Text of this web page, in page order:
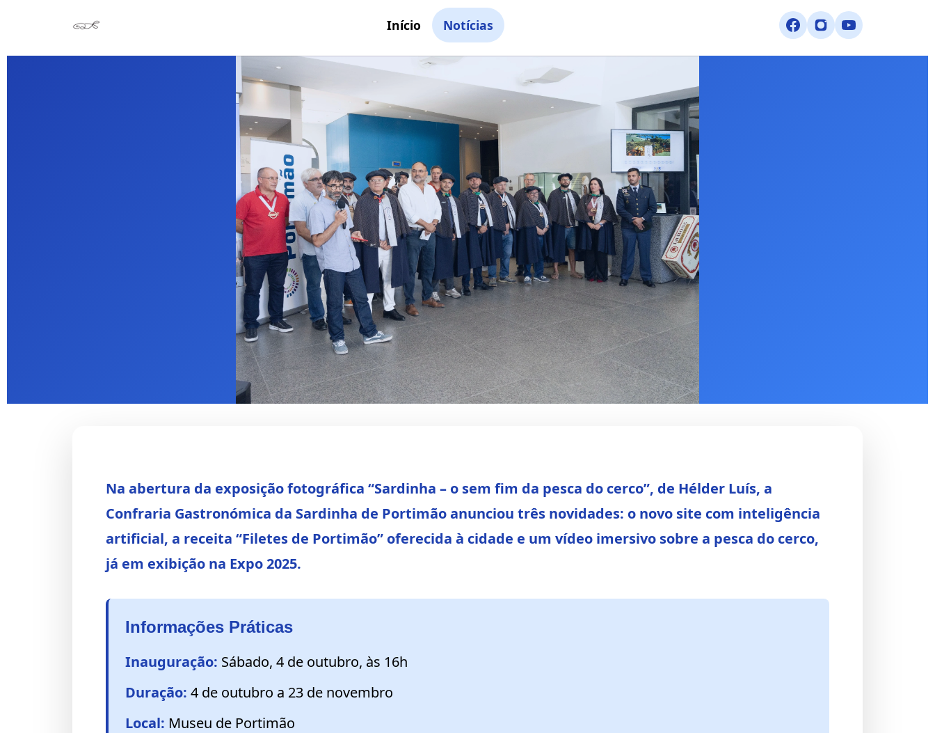
Início Notícias
Confraria da Sardinha de Portimão
inaugura “Sardinha – o sem fim da
pesca do cerco” com novidades
Na abertura da exposição fotográfica “Sardinha – o sem fim da pesca do cerco”, de Hélder Luís, a
Confraria Gastronómica da Sardinha de Portimão anunciou três novidades: o novo site com inteligência
artificial, a receita “Filetes de Portimão” oferecida à cidade e um vídeo imersivo sobre a pesca do cerco,
já em exibição na Expo 2025.
Informações Práticas
Inauguração: Sábado, 4 de outubro, às 16h
Duração: 4 de outubro a 23 de novembro
Local: Museu de Portimão